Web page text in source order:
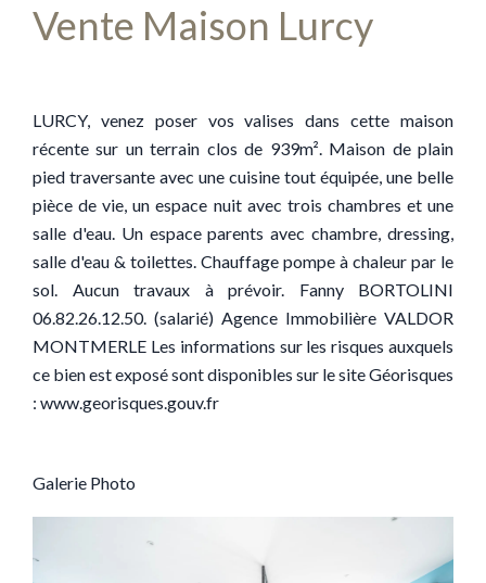
Vente Maison Lurcy
LURCY, venez poser vos valises dans cette maison
récente sur un terrain clos de 939m². Maison de plain
pied traversante avec une cuisine tout équipée, une belle
pièce de vie, un espace nuit avec trois chambres et une
salle d'eau. Un espace parents avec chambre, dressing,
salle d'eau & toilettes. Chauffage pompe à chaleur par le
sol. Aucun travaux à prévoir. Fanny BORTOLINI
06.82.26.12.50. (salarié) Agence Immobilière VALDOR
MONTMERLE Les informations sur les risques auxquels
ce bien est exposé sont disponibles sur le site Géorisques
: www.georisques.gouv.fr
Galerie Photo